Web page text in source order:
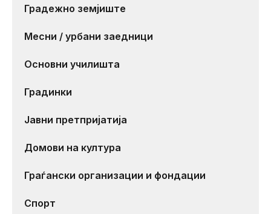
Градежно земјиште
Месни / урбани заедници
Основни училишта
Градинки
Јавни претпријатија
Домови на култура
Граѓански организации и фондации
Спорт